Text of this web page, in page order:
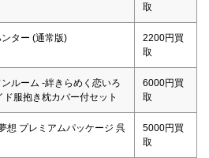
取
ター (通常版)
2200円買
取
ルーム -絆きらめく恋いろ
ド服抱き枕カバー付セット
6000円買
取
想 プレミアムパッケージ 呉
5000円買
取